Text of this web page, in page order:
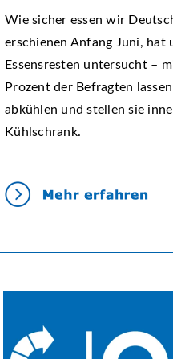
Wie sicher essen wir
erschienen Anfang Juni, hat
Essensresten untersucht –
Prozent der Befragten
abkühlen und stellen sie
Kühlschrank.